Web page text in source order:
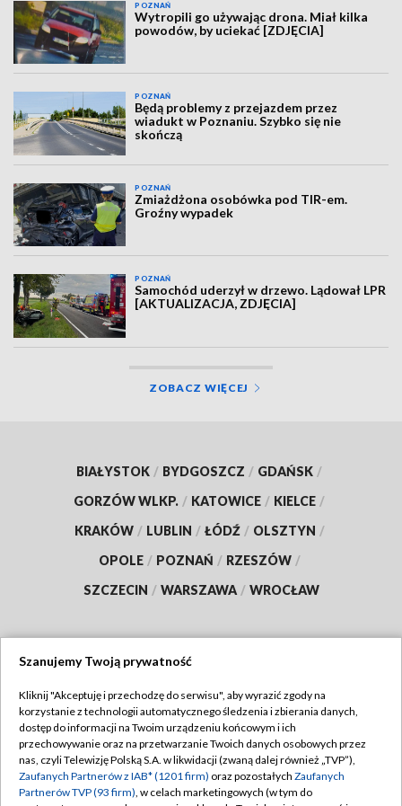
POZNAŃ
Wytropili go używając drona. Miał kilka
powodów, by uciekać [ZDJĘCIA]
POZNAŃ
Będą problemy z przejazdem przez
wiadukt w Poznaniu. Szybko się nie
skończą
POZNAŃ
Zmiażdżona osobówka pod TIR-em.
Groźny wypadek
POZNAŃ
Samochód uderzył w drzewo. Lądował LPR
[AKTUALIZACJA, ZDJĘCIA]
ZOBACZ WIĘCEJ
BIAŁYSTOK / BYDGOSZCZ / GDAŃSK /
GORZÓW WLKP. / KATOWICE / KIELCE /
KRAKÓW / LUBLIN / ŁÓDŹ / OLSZTYN /
OPOLE / POZNAŃ / RZESZÓW /
SZCZECIN / WARSZAWA / WROCŁAW
TVP
Abonament TVP
Emisja w TVP
Centrum informacji TVP
Regulamin TVP
Polityka prywatności
Szanujemy Twoją prywatność
Kliknij "Akceptuję i przechodzę do serwisu", aby wyrazić zgody na
korzystanie z technologii automatycznego śledzenia i zbierania danych,
dostęp do informacji na Twoim urządzeniu końcowym i ich
przechowywanie oraz na przetwarzanie Twoich danych osobowych przez
nas, czyli Telewizję Polską S.A. w likwidacji (zwaną dalej również „TVP”),
Zaufanych Partnerów z IAB* (1201 firm) oraz pozostałych Zaufanych
Partnerów TVP (93 firm), w celach marketingowych (w tym do